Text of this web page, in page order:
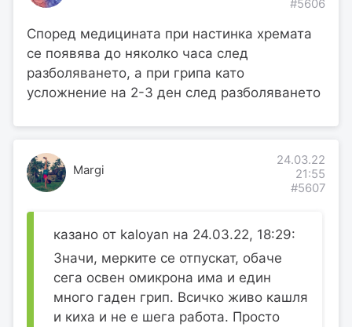
#5606
Според медицината при настинка хремата
се появява до няколко часа след
разболяването, а при грипа като
усложнение на 2-3 ден след разболяването
Margi
24.03.22
21:55
#5607
казано от kaloyan на 24.03.22, 18:29:
Значи, мерките се отпускат, обаче
сега освен омикрона има и един
много гаден грип. Всичко живо кашля
и киха и не е шега работа. Просто